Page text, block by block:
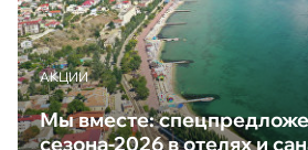
АКЦИИ
Мы вместе:
сезона-2026 в отелях и